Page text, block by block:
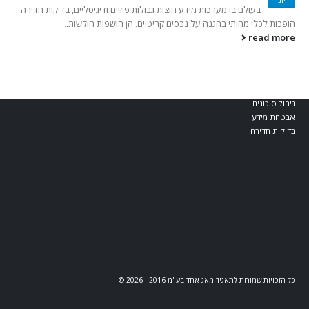
בעולם בו מערכות מידע חוצות גבולות פיזיים ודיגיטליים, בדיקות חדירה
הופכות לכלי מהותי בהגנה על נכסים קריטיים. הן חושפות חולשות...
read more
בלוג וחדשות
קטגוריות מומלצות
ניהול סיכונים
אבטחת מידע
בדיקות חדירה
כל הזכויות שמורות לתאגיד מאג אחד בע"מ 2016 - 2026 ©